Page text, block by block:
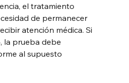
el tratamiento
de permanecer
atención médica. Si
la prueba debe
al supuesto